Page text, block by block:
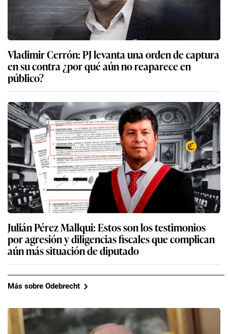
Vladimir Cerrón: PJ levanta una orden de captura
en su contra ¿por qué aún no reaparece en
público?
Julián Pérez Mallqui: Estos son los testimonios
por agresión y diligencias fiscales que complican
aún más situación de diputado
Más sobre Odebrecht